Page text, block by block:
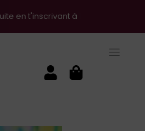
à la newsletter !